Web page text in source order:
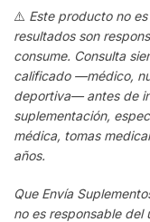
⚠️ Este producto no
resultados son
consume. Consulta
calificado —médico,
deportiva— antes de
suplementación,
médica, tomas
años.
Que Envía
no es responsable del